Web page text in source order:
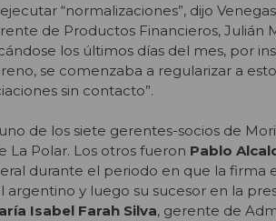
“normalizaciones”, dijo
de Productos Financieros, Julián
los últimos días del mes, por
se comenzaba a regularizar a
sin contacto”.
de los siete gerentes-socios de
La Polar. Los otros fueron Pablo
durante el periodo en que la firma
argentino y luego su sucesor en la
Isabel Farah Silva, gerente de